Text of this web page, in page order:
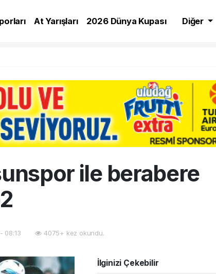
At Yarışları
2026 Dünya Kupası
Diğer
ile berabere
08:13 4075+ kez okundu.
İlginizi Çekebilir